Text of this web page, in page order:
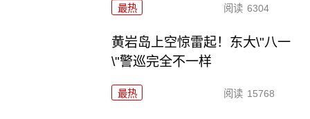
最热 阅读 6304
黄岩岛上空惊雷起！东大\"八一
\"警巡完全不一样
最热 阅读 15768